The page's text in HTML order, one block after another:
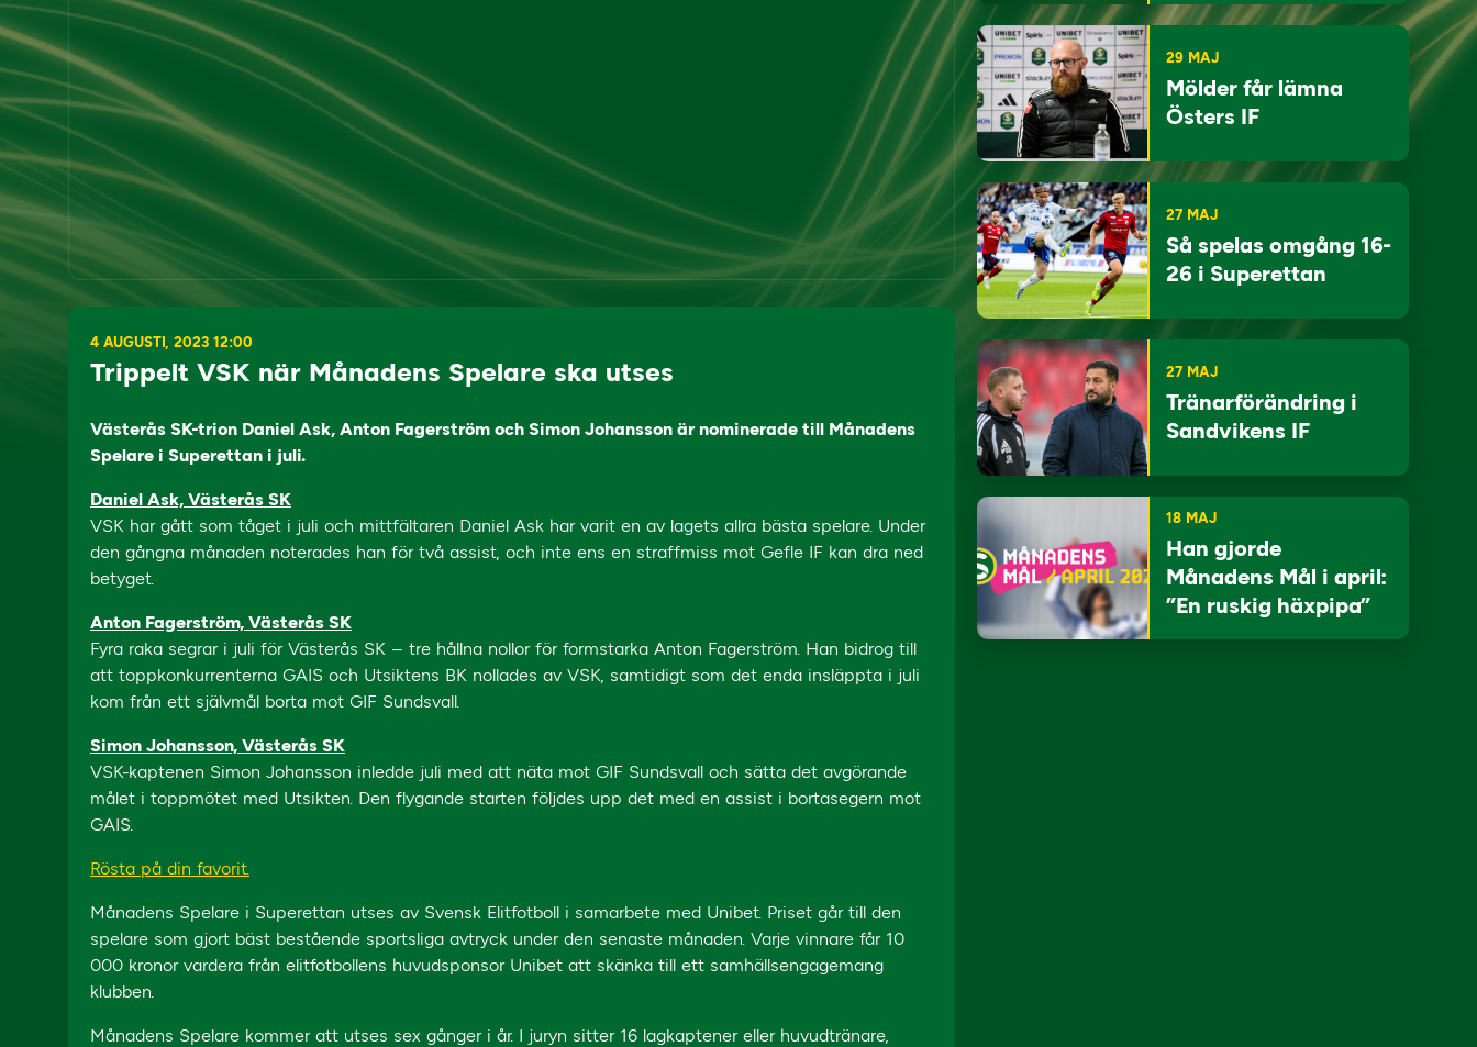
4 AUGUSTI, 2023 12:00
Trippelt VSK när Månadens Spelare ska utses
Västerås SK-trion Daniel Ask, Anton Fagerström och Simon Johansson är nominerade till Månadens
Spelare i Superettan i juli.
Daniel Ask, Västerås SK
VSK har gått som tåget i juli och mittfältaren Daniel Ask har varit en av lagets allra bästa spelare. Under
den gångna månaden noterades han för två assist, och inte ens en straffmiss mot Gefle IF kan dra ned
betyget.
Anton Fagerström, Västerås SK
Fyra raka segrar i juli för Västerås SK – tre hållna nollor för formstarka Anton Fagerström. Han bidrog till
att toppkonkurrenterna GAIS och Utsiktens BK nollades av VSK, samtidigt som det enda insläppta i juli
kom från ett självmål borta mot GIF Sundsvall.
Simon Johansson, Västerås SK
VSK-kaptenen Simon Johansson inledde juli med att näta mot GIF Sundsvall och sätta det avgörande
målet i toppmötet med Utsikten. Den flygande starten följdes upp det med en assist i bortasegern mot
GAIS.
Rösta på din favorit.
Månadens Spelare i Superettan utses av Svensk Elitfotboll i samarbete med Unibet. Priset går till den
spelare som gjort bäst bestående sportsliga avtryck under den senaste månaden. Varje vinnare får 10
000 kronor vardera från elitfotbollens huvudsponsor Unibet att skänka till ett samhällsengagemang
klubben.
Månadens Spelare kommer att utses sex gånger i år. I juryn sitter 16 lagkaptener eller huvudtränare,
29 MAJ
Mölder får lämna
Östers IF
27 MAJ
Så spelas omgång 16-
26 i Superettan
27 MAJ
Tränarförändring i
Sandvikens IF
18 MAJ
Han gjorde
Månadens Mål i april:
”En ruskig häxpipa”